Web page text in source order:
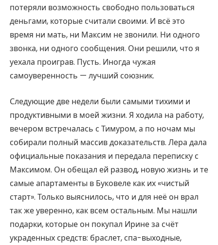
потеряли возможность свободно пользоваться
деньгами, которые считали своими. И всё это
время ни мать, ни Максим не звонили. Ни одного
звонка, ни одного сообщения. Они решили, что я
уехала проиграв. Пусть. Иногда чужая
самоуверенность — лучший союзник.
Следующие две недели были самыми тихими и
продуктивными в моей жизни. Я ходила на работу,
вечером встречалась с Тимуром, а по ночам мы
собирали полный массив доказательств. Лера дала
официальные показания и передала переписку с
Максимом. Он обещал ей развод, новую жизнь и те
самые апартаменты в Буковеле как их «чистый
старт». Только выяснилось, что и для неё он врал
так же уверенно, как всем остальным. Мы нашли
подарки, которые он покупал Ирине за счёт
украденных средств: браслет, спа-выходные,